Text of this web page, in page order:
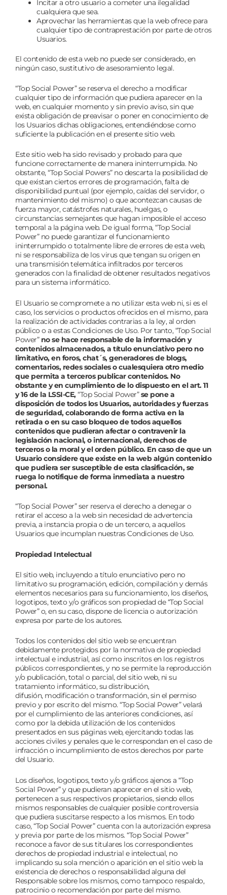
Incitar a otro usuario a cometer una ilegalidad
cualquiera que sea.
Aprovechar las herramientas que la web ofrece para
cualquier tipo de contraprestación por parte de otros
Usuarios.
El contenido de esta web no puede ser considerado, en
ningún caso, sustitutivo de asesoramiento legal.
“Top Social Power” se reserva el derecho a modificar
cualquier tipo de información que pudiera aparecer en la
web, en cualquier momento y sin previo aviso, sin que
exista obligación de preavisar o poner en conocimiento de
los Usuarios dichas obligaciones, entendiéndose como
suficiente la publicación en el presente sitio web.
Este sitio web ha sido revisado y probado para que
funcione correctamente de manera ininterrumpida. No
obstante, “Top Social Powers” no descarta la posibilidad de
que existan ciertos errores de programación, falta de
disponibilidad puntual (por ejemplo, caídas del servidor, o
mantenimiento del mismo) o que acontezcan causas de
fuerza mayor, catástrofes naturales, huelgas, o
circunstancias semejantes que hagan imposible el acceso
temporal a la página web. De igual forma, “Top Social
Power” no puede garantizar el funcionamiento
ininterrumpido o totalmente libre de errores de esta web,
ni se responsabiliza de los virus que tengan su origen en
una transmisión telemática infiltrados por terceros
generados con la finalidad de obtener resultados negativos
para un sistema informático.
El Usuario se compromete a no utilizar esta web ni, si es el
caso, los servicios o productos ofrecidos en el mismo, para
la realización de actividades contrarias a la ley, al orden
público o a estas Condiciones de Uso. Por tanto, “Top Social
Power” no se hace responsable de la información y
contenidos almacenados, a título enunciativo pero no
limitativo, en foros, chat´s, generadores de blogs,
comentarios, redes sociales o cualesquiera otro medio
que permita a terceros publicar contenidos. No
obstante y en cumplimiento de lo dispuesto en el art. 11
y 16 de la LSSI-CE,“Top Social Power”se pone a
disposición de todos los Usuarios, autoridades y fuerzas
de seguridad, colaborando de forma activa en la
retirada o en su caso bloqueo de todos aquellos
contenidos que pudieran afectar o contravenir la
legislación nacional, o internacional, derechos de
terceros o la moral y el orden público. En caso de que un
Usuario considere que existe en la web algún contenido
que pudiera ser susceptible de esta clasificación, se
ruega lo notifique de forma inmediata a nuestro
personal.
“Top Social Power” ser reserva el derecho a denegar o
retirar el acceso a la web sin necesidad de advertencia
previa, a instancia propia o de un tercero, a aquellos
Usuarios que incumplan nuestras Condiciones de Uso.
Propiedad Intelectual
El sitio web, incluyendo a título enunciativo pero no
limitativo su programación, edición, compilación y demás
elementos necesarios para su funcionamiento, los diseños,
logotipos, texto y/o gráficos son propiedad de “Top Social
Power” o, en su caso, dispone de licencia o autorización
expresa por parte de los autores.
Todos los contenidos del sitio web se encuentran
debidamente protegidos por la normativa de propiedad
intelectual e industrial, así como inscritos en los registros
públicos correspondientes, y no se permite la reproducción
y/o publicación, total o parcial, del sitio web, ni su
tratamiento informático, su distribución,
difusión, modificación o transformación, sin el permiso
previo y por escrito del mismo. “Top Social Power” velará
por el cumplimiento de las anteriores condiciones, así
como por la debida utilización de los contenidos
presentados en sus páginas web, ejercitando todas las
acciones civiles y penales que le correspondan en el caso de
infracción o incumplimiento de estos derechos por parte
del Usuario.
Los diseños, logotipos, texto y/o gráficos ajenos a “Top
Social Power” y que pudieran aparecer en el sitio web,
pertenecen a sus respectivos propietarios, siendo ellos
mismos responsables de cualquier posible controversia
que pudiera suscitarse respecto a los mismos. En todo
caso, “Top Social Power” cuenta con la autorización expresa
y previa por parte de los mismos. “Top Social Power”
reconoce a favor de sus titulares los correspondientes
derechos de propiedad industrial e intelectual, no
implicando su sola mención o aparición en el sitio web la
existencia de derechos o responsabilidad alguna del
Responsable sobre los mismos, como tampoco respaldo,
patrocinio o recomendación por parte del mismo.